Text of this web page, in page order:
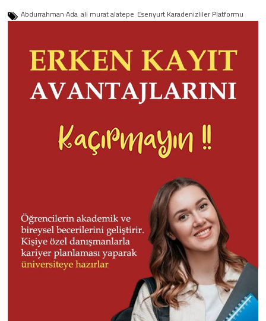
Abdurrahman Ada ali murat alatepe Esenyurt Karadenizliler Platformu